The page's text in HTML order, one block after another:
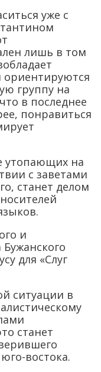
уже с
лишь в том
ориентируются
группу на
в последнее
понравиться
утопающих на
с заветами
станет делом
и
для «Слуг
ситуации в
станет
востока.